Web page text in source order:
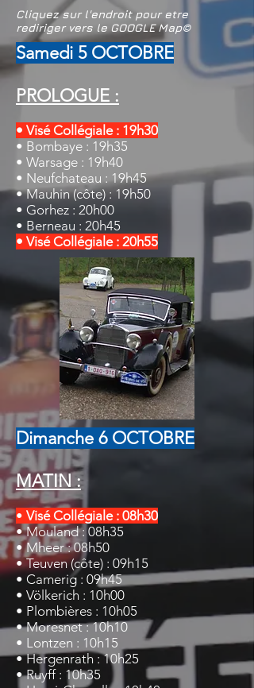
Cliquez sur l'endroit pour etre
rediriger vers le GOOGLE Map©
Samedi 5 OCTOBRE
PROLOGUE :
• Visé Collégiale : 19h30
• Bombaye : 19h35
• Warsage : 19h40
• Neufchateau : 19h45
• Mauhin(côte) : 19h50
• Gorhez : 20h00
• Berneau : 20h45
• Visé Collégiale : 20h55
Dimanche 6 OCTOBRE
MATIN :
• Visé Collégiale : 08h30
• Mouland: 08h35
• Mheer: 08h50
• Teuven(côte) : 09h15
• Camerig : 09h45
• Völkerich : 10h00
• Plombières : 10h05
• Moresnet: 10h10
• Lontzen : 10h15
• Hergenrath : 10h25
• Ruyff: 10h35